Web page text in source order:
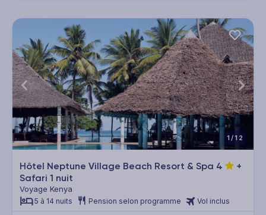
1/12
Hôtel Neptune Village Beach Resort & Spa 4
+
Safari 1 nuit
Voyage Kenya
5 à 14 nuits Pension selon programme Vol inclus